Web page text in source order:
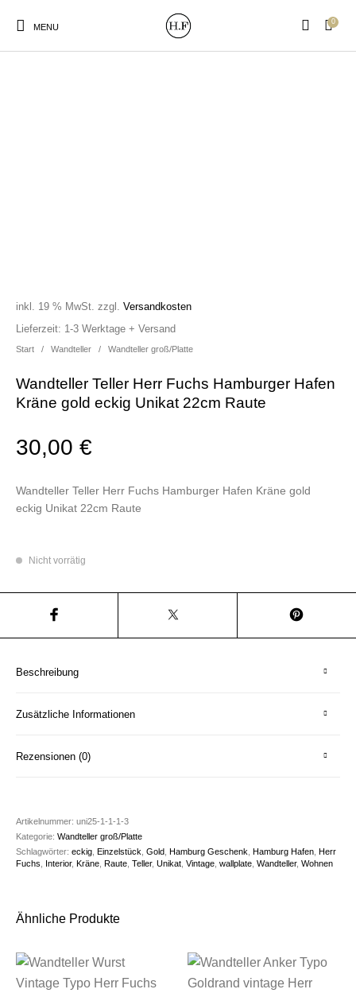
MENU
0
Start / Wandteller / Wandteller groß/Platte
Wandteller Teller Herr Fuchs Hamburger Hafen
Kräne gold eckig Unikat 22cm Raute
30,00€
inkl. 19 % MwSt. zzgl.Versandkosten
Wandteller Teller Herr Fuchs Hamburger Hafen Kräne gold
eckig Unikat 22cm Raute
Lieferzeit: 1-3 Werktage + Versand
Nicht vorrätig
Beschreibung
Zusätzliche Informationen
Rezensionen (0)
Artikelnummer:uni25-1-1-1-3
Kategorie:Wandteller groß/Platte
Schlagwörter:eckig ,Einzelstück ,Gold ,Hamburg Geschenk ,Hamburg Hafen ,Herr
Fuchs
Interior,Kräne ,Raute ,Teller,Unikat ,Vintage ,wallplate ,Wandteller,Wohnen
Ähnliche Produkte